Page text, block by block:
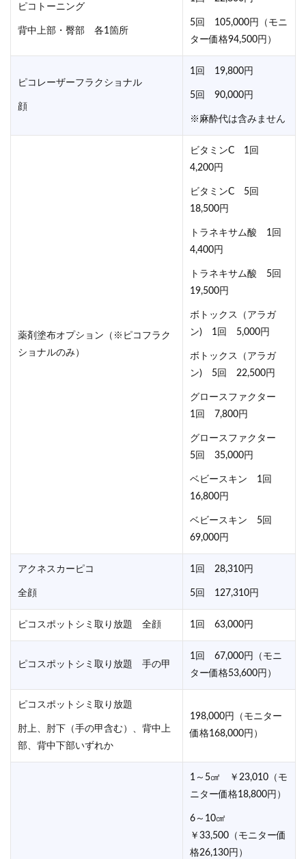
ピコトーニング
背中上部・臀部 各1箇所
5回 105,000円（モニ
ター価格94,500円）
ピコレーザーフラクショナル
顔
1回 19,800円
5回 90,000円
※麻酔代は含みません
薬剤塗布オプション（※ピコフラク
ショナルのみ）
ビタミンC 1回
4,200円
ビタミンC 5回
18,500円
トラネキサム酸 1回
4,400円
トラネキサム酸 5回
19,500円
ボトックス（アラガ
ン) 1回 5,000円
ボトックス（アラガ
ン) 5回 22,500円
グロースファクター
1回 7,800円
グロースファクター
5回 35,000円
ベビースキン 1回
16,800円
ベビースキン 5回
69,000円
アクネスカーピコ
全顔
1回 28,310円
5回 127,310円
ピコスポットシミ取り放題 全顔 1回 63,000円
ピコスポットシミ取り放題 手の甲
1回 67,000円（モニ
ター価格53,600円）
ピコスポットシミ取り放題
肘上、肘下（手の甲含む）、背中上
部、背中下部いずれか
198,000円（モニター
価格168,000円）
1～5㎠ ￥23,010（モ
ニター価格18,800円）
6～10㎠
￥33,500（モニター価
格26,130円）